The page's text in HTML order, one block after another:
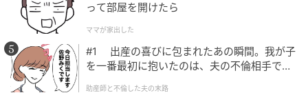
焼き菓子はスコーンやマフィン、パウンドケーキなど、8種類ほどを用意。お
せた大人の味わい。
「大人のための、ちょっとしたご褒美になるような焼
って部屋を開けたら
ママが家出した
#1 出産の喜びに包まれたあの瞬間。我が子
を一番最初に抱いたのは、夫の不倫相手でし
助産師と不倫した夫の末路